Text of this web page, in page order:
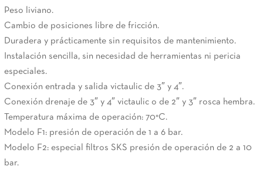
Peso liviano.
Cambio de posiciones libre de fricción.
Duradera y prácticamente sin requisitos de mantenimiento.
Instalación sencilla, sin necesidad de herramientas ni pericia
especiales.
Conexión entrada y salida victaulic de 3″ y 4″.
Conexión drenaje de 3″ y 4″ victaulic o de 2″ y 3″ rosca hembra.
Temperatura máxima de operación: 70°C.
Modelo F1: presión de operación de 1 a 6 bar.
Modelo F2: especial filtros SKS presión de operación de 2 a 10
bar.